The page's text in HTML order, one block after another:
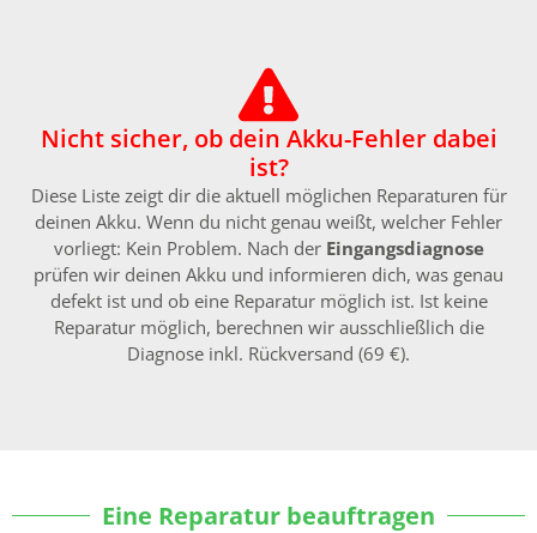
Nicht sicher, ob dein Akku-Fehler dabei
ist?
Diese Liste zeigt dir die aktuell möglichen Reparaturen für
deinen Akku. Wenn du nicht genau weißt, welcher Fehler
vorliegt: Kein Problem. Nach der Eingangsdiagnose
prüfen wir deinen Akku und informieren dich, was genau
defekt ist und ob eine Reparatur möglich ist. Ist keine
Reparatur möglich, berechnen wir ausschließlich die
Diagnose inkl. Rückversand (69 €).
Eine Reparatur beauftragen